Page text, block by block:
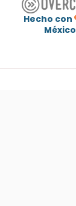
Hecho con
México